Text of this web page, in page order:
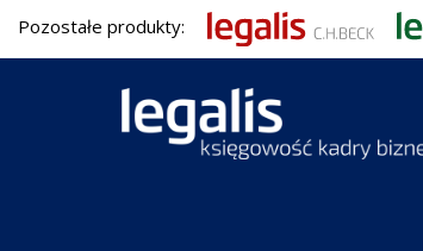
Pozostałe produkty: